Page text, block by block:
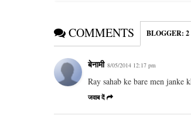
COMMENTS BLOGGER: 2
बेनामी 8/05/2014 12:17 pm
Ray sahab ke bare men janke
जवाब दें